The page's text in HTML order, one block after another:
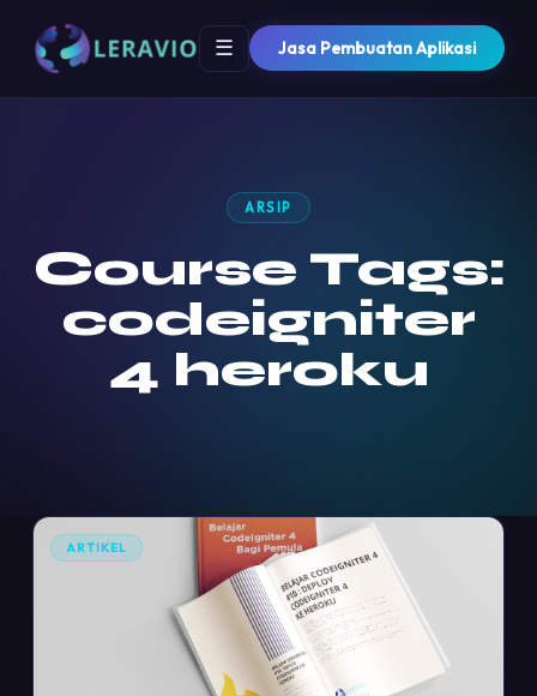
☰ Jasa Pembuatan Aplikasi
ARSIP
Course Tags:
codeigniter
4 heroku
ARTIKEL